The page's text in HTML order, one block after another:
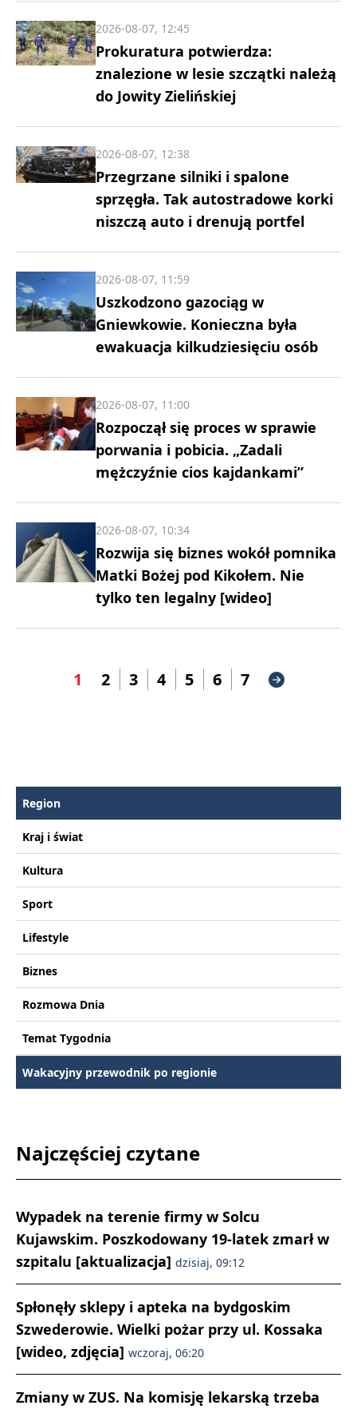
Prokuratura potwierdza:
znalezione w lesie szczątki należą
do Jowity Zielińskiej
2026-08-07, 12:45
Przegrzane silniki i spalone
sprzęgła. Tak autostradowe korki
niszczą auto i drenują portfel
2026-08-07, 12:38
Uszkodzono gazociąg w
Gniewkowie. Konieczna była
ewakuacja kilkudziesięciu osób
2026-08-07, 11:59
Rozpoczął się proces w sprawie
porwania i pobicia. „Zadali
mężczyźnie cios kajdankami”
2026-08-07, 11:00
Rozwija się biznes wokół pomnika
Matki Bożej pod Kikołem. Nie
tylko ten legalny [wideo]
2026-08-07, 10:34
1 2 3 4 5 6 7
Region
Kraj i świat
Kultura
Sport
Lifestyle
Biznes
Rozmowa Dnia
Temat Tygodnia
Wakacyjny przewodnik po regionie
Najczęściej czytane
Wypadek na terenie firmy w Solcu
Kujawskim. Poszkodowany 19-latek zmarł w
szpitalu [aktualizacja] dzisiaj, 09:12
Spłonęły sklepy i apteka na bydgoskim
Szwederowie. Wielki pożar przy ul. Kossaka
[wideo, zdjęcia] wczoraj, 06:20
Zmiany w ZUS. Na komisję lekarską trzeba